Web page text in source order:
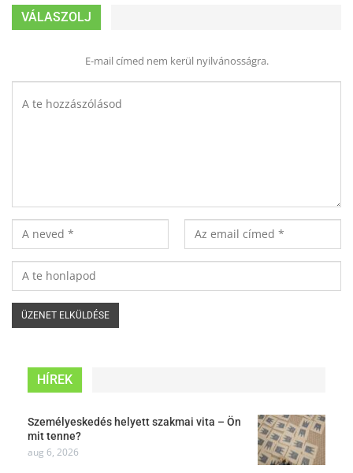
VÁLASZOLJ
E-mail címed nem kerül nyilvánosságra.
HÍREK
Személyeskedés helyett szakmai vita – Ön
mit tenne?
aug 6, 2026